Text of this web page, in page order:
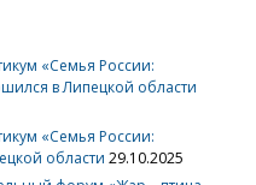
«Семья России:
в Липецкой области
«Семья России:
области 29.10.2025